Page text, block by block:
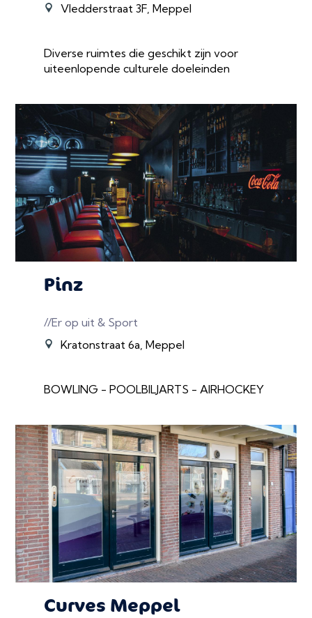
Vledderstraat 3F, Meppel
Diverse ruimtes die geschikt zijn voor
uiteenlopende culturele doeleinden
Pinz
//Er op uit & Sport
Kratonstraat 6a, Meppel
BOWLING - POOLBILJARTS - AIRHOCKEY
Curves Meppel